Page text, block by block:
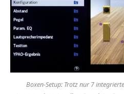
Boxen-Setup: Trotz nur 7